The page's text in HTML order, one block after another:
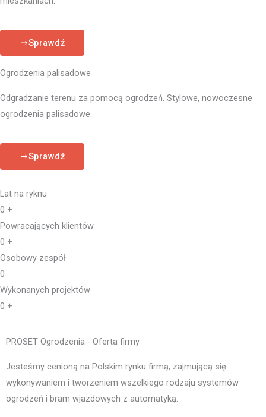
Sprawdź
Ogrodzenia palisadowe
Odgradzanie terenu za pomocą ogrodzeń. Stylowe, nowoczesne
ogrodzenia palisadowe.
Sprawdź
Lat na ryknu
0 +
Powracających klientów
0 +
Osobowy zespół
0
Wykonanych projektów
0 +
PROSET Ogrodzenia - Oferta firmy
Jesteśmy cenioną na Polskim rynku firmą, zajmującą się
wykonywaniem i tworzeniem wszelkiego rodzaju systemów
ogrodzeń i bram wjazdowych z automatyką.